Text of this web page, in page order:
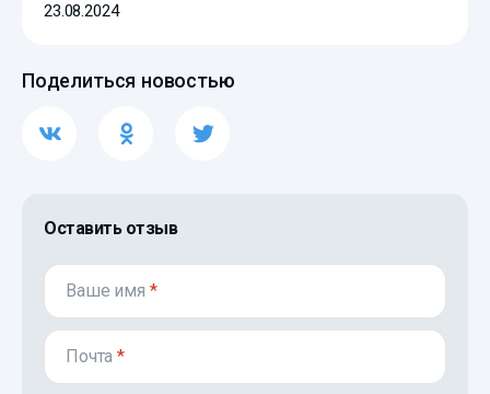
23.08.2024
Поделиться новостью
Оставить отзыв
Ваше имя *
Почта*